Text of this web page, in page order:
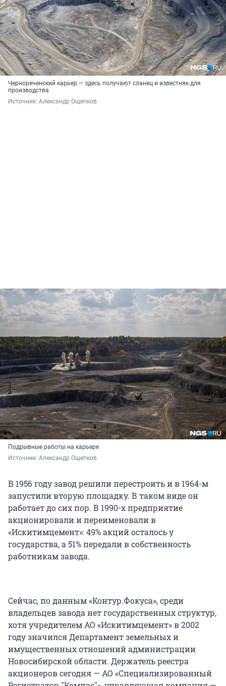
Чернореченский карьер — здесь получают сланец и известняк для
производства
Источник: Александр Ощепков
Подрывные работы на карьере
Источник: Александр Ощепков
В 1956 году завод решили перестроить и в 1964-м
запустили вторую площадку. В таком виде он
работает до сих пор. В 1990-х предприятие
акционировали и переименовали в
«Искитимцемент»: 49% акций осталось у
государства, а 51% передали в собственность
работникам завода.
Сейчас, по данным «Контур.Фокуса», среди
владельцев завода нет государственных структур,
хотя учредителем АО «Искитимцемент» в 2002
году значился Департамент земельных и
имущественных отношений администрации
Новосибирской области. Держатель реестра
акционеров сегодня — АО «Специализированный